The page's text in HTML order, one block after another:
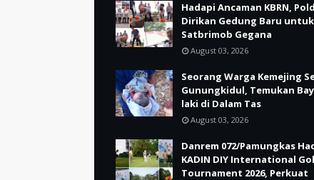
Hadapi Ancaman KBRN,
Dirikan Gedung Baru untuk
Satbrimob Gegana
August 03, 2026
Seorang Warga Kemejing
Gunungkidul, Temukan
laki di Dalam Tas
August 03, 2026
Danrem 072/Pamungkas
KADIN DIY International
Tournament 2026, Perkuat